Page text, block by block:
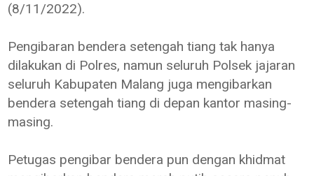
(8/11/2022).
Pengibaran bendera setengah tiang tak hanya
dilakukan di Polres, namun seluruh Polsek jajaran
seluruh Kabupaten Malang juga mengibarkan
bendera setengah tiang di depan kantor masing-
masing.
Petugas pengibar bendera pun dengan khidmat